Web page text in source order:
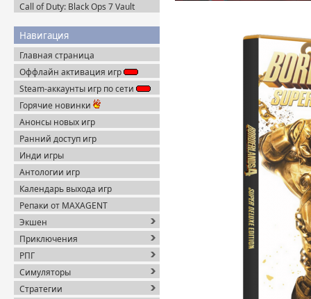
Call of Duty: Black Ops 7 Vault
Навигация
Главная страница
Оффлайн активация игр
Steam-аккаунты игр по сети
Горячие новинки
Анонсы новых игр
Ранний доступ игр
Инди игры
Антологии игр
Календарь выхода игр
Репаки от MAXAGENT
Экшен
Приключения
РПГ
Симуляторы
Стратегии